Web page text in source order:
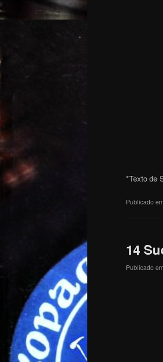
*Texto de
Publicado em
14
Publicado em